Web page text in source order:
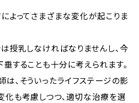
よってさまざまな変化が起こりま
授乳しなければなりませんし、今
することも十分に考えられます。
、そういったライフステージの影
も考慮しつつ、適切な治療を選